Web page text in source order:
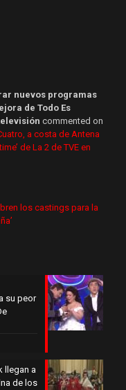
nuevos programas
de Todo Es
commented on
a costa de Antena
de La 2 de TVE en
los castings para la
su peor
llegan a
de los